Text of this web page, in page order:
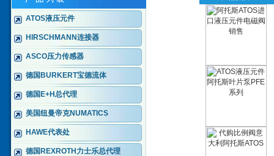
ATOS液压元件
HIRSCHMANN连接器
ASCO压力传感器
德国BURKERT宝德流体
德国E+H总代理
美国纽曼帝克NUMATICS
HAWE代表处
德国REXROTH力士乐总代理